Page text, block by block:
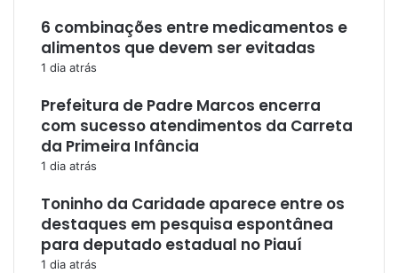
6 combinações entre medicamentos e
alimentos que devem ser evitadas
1 dia atrás
Prefeitura de Padre Marcos encerra
com sucesso atendimentos da Carreta
da Primeira Infância
1 dia atrás
Toninho da Caridade aparece entre os
destaques em pesquisa espontânea
para deputado estadual no Piauí
1 dia atrás